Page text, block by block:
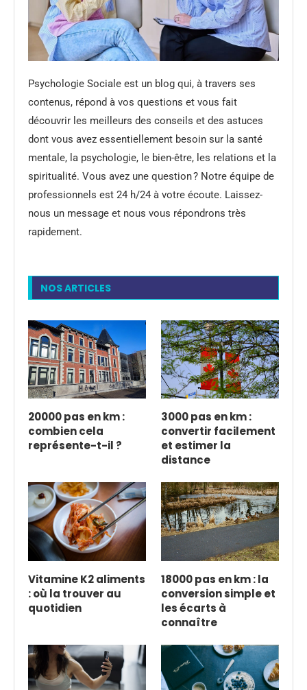
Psychologie Sociale est un blog qui, à travers ses
contenus, répond à vos questions et vous fait
découvrir les meilleurs des conseils et des astuces
dont vous avez essentiellement besoin sur la santé
mentale, la psychologie, le bien-être, les relations et la
spiritualité. Vous avez une question ? Notre équipe de
professionnels est 24 h/24 à votre écoute. Laissez-
nous un message et nous vous répondrons très
rapidement.
NOS ARTICLES
20000 pas en km :
combien cela
représente-t-il ?
3000 pas en km :
convertir facilement
et estimer la
distance
Vitamine K2 aliments
: où la trouver au
quotidien
18000 pas en km : la
conversion simple et
les écarts à
connaître